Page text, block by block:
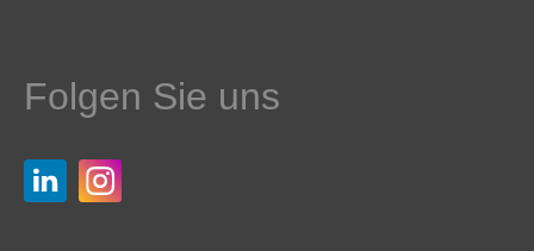
Folgen Sie uns